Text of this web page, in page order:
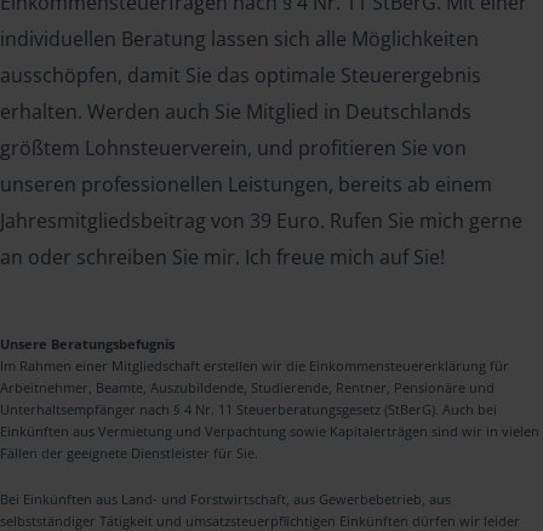
individuellen Beratung lassen sich alle Möglichkeiten
ausschöpfen, damit Sie das optimale Steuerergebnis
erhalten. Werden auch Sie Mitglied in Deutschlands
größtem Lohnsteuerverein, und profitieren Sie von
unseren professionellen Leistungen, bereits ab einem
Jahresmitgliedsbeitrag von 39 Euro. Rufen Sie mich gerne
an oder schreiben Sie mir. Ich freue mich auf Sie!
Unsere Beratungsbefugnis
Im Rahmen einer Mitgliedschaft erstellen wir die Einkommensteuererklärung für
Arbeitnehmer, Beamte, Auszubildende, Studierende, Rentner, Pensionäre und
Unterhaltsempfänger nach § 4 Nr. 11 Steuerberatungsgesetz (StBerG). Auch bei
Einkünften aus Vermietung und Verpachtung sowie Kapitalerträgen sind wir in vielen
Fällen der geeignete Dienstleister für Sie.
Bei Einkünften aus Land- und Forstwirtschaft, aus Gewerbebetrieb, aus
selbstständiger Tätigkeit und umsatzsteuerpflichtigen Einkünften dürfen wir leider